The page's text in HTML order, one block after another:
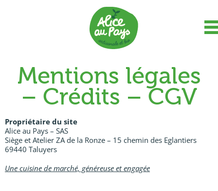
Mentions légales
– Crédits – CGV
Propriétaire du site
Alice au Pays – SAS
Siège et Atelier ZA de la Ronze – 15 chemin des Eglantiers
69440 Taluyers
Une cuisine de marché, généreuse et engagée